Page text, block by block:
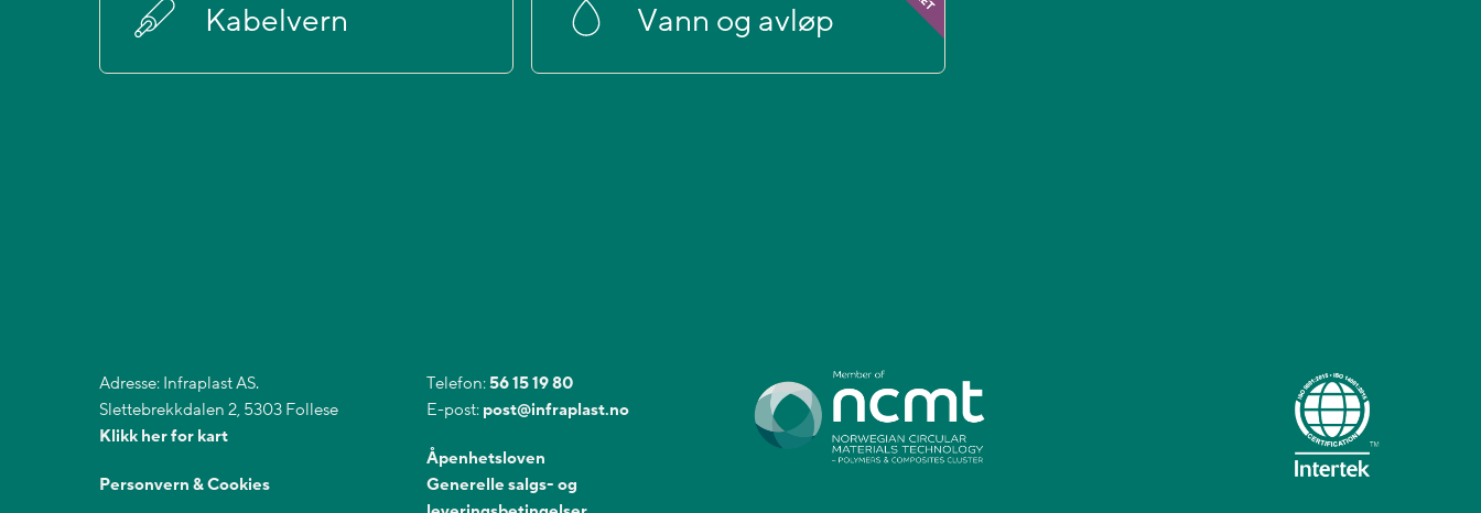
Kabelvern Vann og avløp
Adresse: Infraplast AS.
Slettebrekkdalen 2, 5303 Follese
Klikk her for kart
Personvern & Cookies
Telefon:56 15 19 80
E-post: post@infraplast.no
Åpenhetsloven
Generelle salgs- og